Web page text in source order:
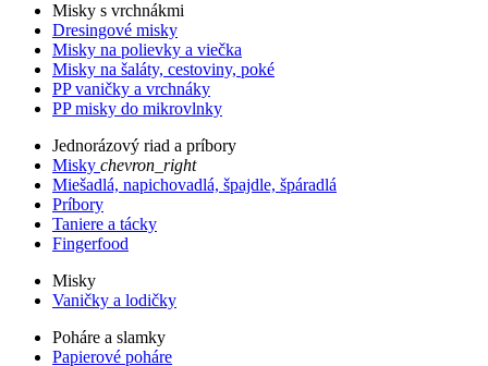
Misky s vrchnákmi
Dresingové misky
Misky na polievky a viečka
Misky na šaláty, cestoviny, poké
PP vaničky a vrchnáky
PP misky do mikrovlnky
Jednorázový riad a príbory
Misky chevron_right
Miešadlá, napichovadlá, špajdle, špáradlá
Príbory
Taniere a tácky
Fingerfood
Misky
Vaničky a lodičky
Poháre a slamky
Papierové poháre